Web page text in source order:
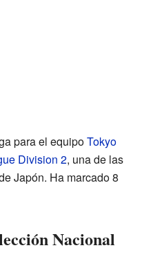
para el equipoTokyo
Division 2, una de las
Japón. Ha marcado 8
Nacional